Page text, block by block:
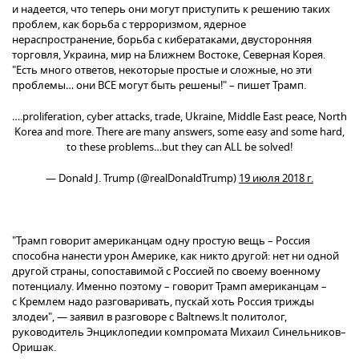
и надеется, что теперь они могут приступить к решению таких
проблем, как борьба с терроризмом, ядерное
нераспространение, борьба с кибератаками, двусторонняя
торговля, Украина, мир на Ближнем Востоке, Северная Корея.
"Есть много ответов, некоторые простые и сложные, но эти
проблемы… они ВСЕ могут быть решены!" – пишет Трамп.
….proliferation, cyber attacks, trade, Ukraine, Middle East peace, North
Korea and more. There are many answers, some easy and some hard,
to these problems…but they can ALL be solved!
— Donald J. Trump (@realDonaldTrump) 19 июля 2018 г.
"Трамп говорит американцам одну простую вещь – Россия
способна нанести урон Америке, как никто другой: нет ни одной
другой страны, сопоставимой с Россией по своему военному
потенциалу. Именно поэтому – говорит Трамп американцам –
с Кремлем надо разговаривать, пускай хоть Россия трижды
злодеи", — заявил в разговоре с Baltnews.lt политолог,
руководитель Энциклопедии компромата Михаил Синельников–
Оришак.